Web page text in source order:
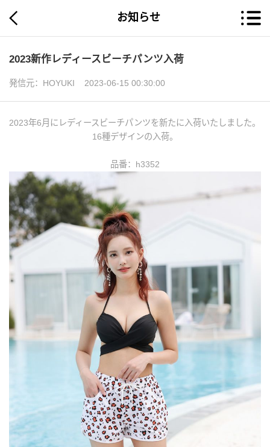
お知らせ
2023新作レディースビーチパンツ入荷
発信元：HOYUKI 2023-06-15 00:30:00
2023年6月にレディースビーチパンツを新たに入荷いたしました。
16種デザインの入荷。
品番：h3352